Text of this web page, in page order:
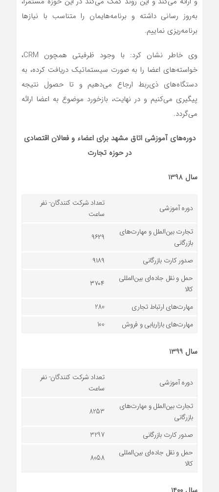
به‌روز رسانی داشته و برنامه‌هایمان را متناسب با نیازها
برنامه‌ریزی نماییم.
وی خاطر نشان کرد: با وجود ظرفیتی همچون CRM،
خواسته‌های اعضا را به صورت سیستماتیک دریافت کرده، به
دستگاه‌های ذی‌ربط ارجاع می‌د‌هیم و تا حصول نتیجه
پیگیری می‌کنیم و در نهایت، بازخورد موضوع به اعضا ارائه
می‌گردد.
دوره‌های آموزشی اتاق مشهد برای اعضاء و فعالان اقتصادی
در حوزه تجارت
سال 1398
دوره آموزشی
تعداد شرکت کنندگان- نفر
ساعت
تجارت بین‌الملل و مهارت‌های
بازرگانی
۹۶۲۹
صدور کارت بازرگانی
۹۱۸۹
حمل و نقل جاده‌ای بین‌المللی
کالا
۳۷۰۴
مهارت‌های ارتباط تجاری
280
مهارت‌های بازاریابی و فروش
100
سال 1399
دوره آموزشی
تعداد شرکت کنندگان- نفر
ساعت
تجارت بین‌الملل و مهارت‌های
بازرگانی
8253
صدور کارت بازرگانی
3297
حمل و نقل جاده‌ای بین‌المللی
کالا
8058